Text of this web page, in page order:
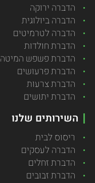
הדברה ירוקה
הדברה ביולוגית
הדברה לטרמיטים
הדברת חולדות
הדברת פשפש המיטה
הדברת פרעושים
הדברת צרעות
הדברת יתושים
השירותים שלנו
ריסוס לבית
הדברה לעסקים
הדברת זחלים
הדברת זבובים